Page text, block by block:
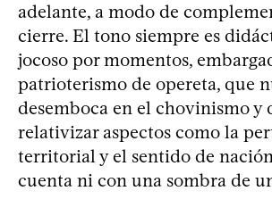
adelante, a modo de
cierre. El tono siempre es
jocoso por momentos,
patrioterismo de opereta, que
desemboca en el chovinismo y
relativizar aspectos como la
territorial y el sentido de
cuenta ni con una sombra de